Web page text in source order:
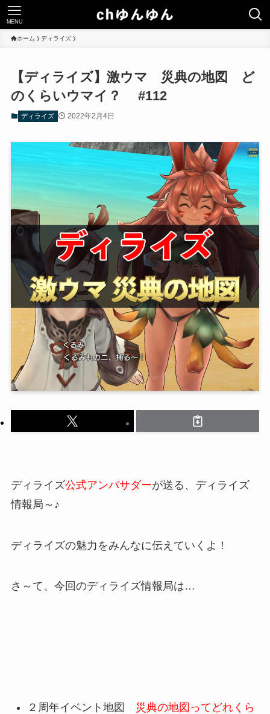
MENU
ホーム ディライズ
【ディライズ】激ウマ 災典の地図 ど
のくらいウマイ？ #112
ディライズ 2022年2月4日
ディライズ公式アンバサダーが送る、ディライズ
情報局～♪
ディライズの魅力をみんなに伝えていくよ！
さ～て、今回のディライズ情報局は…
２周年イベント地図
災典の地図ってどれくら